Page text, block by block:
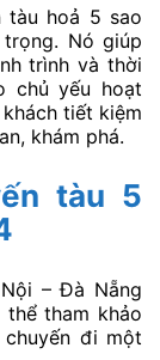
tàu hoả 5 sao
Nó giúp
trình và thời
chủ yếu hoạt
tiết kiệm
khám phá.
tàu 5
– Đà Nẵng
thể tham khảo
đi một